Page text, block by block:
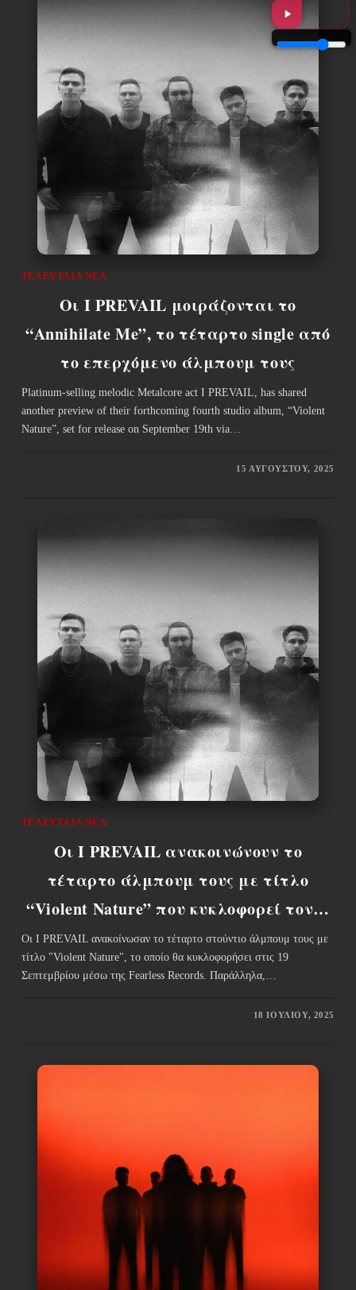
ΤΕΛΕΥΤΑΊΑ ΝΈΑ
Οι I PREVAIL μοιράζονται το
“Annihilate Me”, το τέταρτο single από
το επερχόμενο άλμπουμ τους
Platinum-selling melodic Metalcore act I PREVAIL, has shared
another preview of their forthcoming fourth studio album, “Violent
Nature”, set for release on September 19th via…
15 ΑΥΓΟΎΣΤΟΥ, 2025
ΤΕΛΕΥΤΑΊΑ ΝΈΑ
Οι I PREVAIL ανακοινώνουν το
τέταρτο άλμπουμ τους με τίτλο
“Violent Nature” που κυκλοφορεί τον…
Οι I PREVAIL ανακοίνωσαν το τέταρτο στούντιο άλμπουμ τους με
τίτλο "Violent Nature", το οποίο θα κυκλοφορήσει στις 19
Σεπτεμβρίου μέσω της Fearless Records. Παράλληλα,…
18 ΙΟΥΛΊΟΥ, 2025